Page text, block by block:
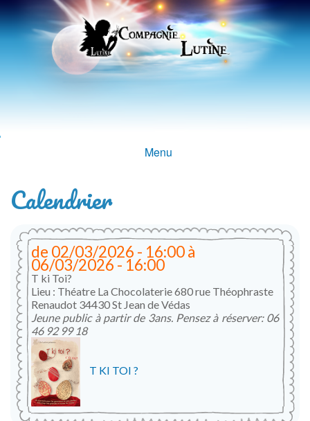
Aller au
contenu
principal
Menu
Calendrier
de 02/03/2026 - 16:00à
06/03/2026 - 16:00
T ki Toi?
Lieu : Théatre La Chocolaterie 680 rue Théophraste
Renaudot 34430 St Jean de Védas
Jeune public à partir de 3ans. Pensez à réserver: 06
46 92 99 18
T KI TOI ?